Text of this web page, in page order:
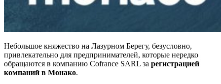
Небольшое княжество на Лазурном Берегу, безусловно,
привлекательно для предпринимателей, которые нередко
обращаются в компанию Cofrance SARL за регистрацией
компаний в Монако.